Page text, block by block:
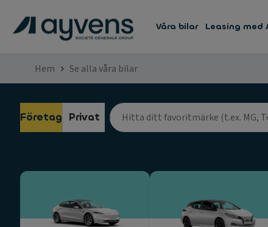
Våra bilar Leasing med
Hem Se alla våra bilar
Företag Privat